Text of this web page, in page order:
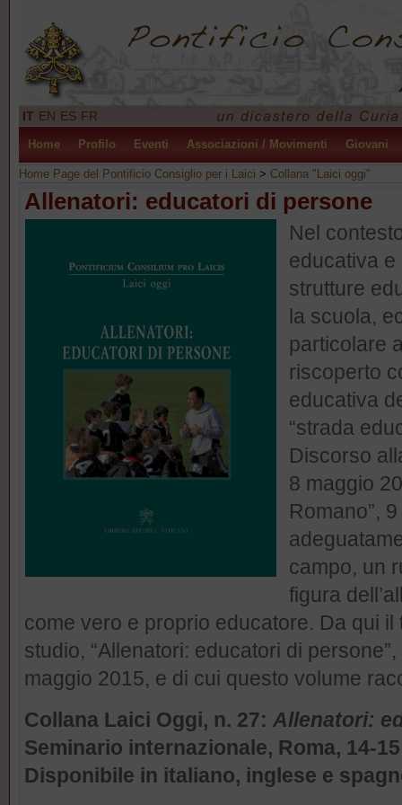
IT EN ES FR
Home Profilo Eventi Associazioni / Movimenti Giovani
Home Page del Pontificio Consiglio per i Laici > Collana "Laici oggi"
Allenatori: educatori di persone
Nel
educativa
strutture
la scuola,
particolare
riscoperto
educativa
“strada
Discorso
8 maggio
Romano”,
campo, un
figura
come vero e proprio educatore. Da qui
studio, “Allenatori: educatori di
maggio 2015, e di cui questo volume
Collana Laici Oggi, n. 27: Allenatori:
Seminario internazionale, Roma, 14-
Disponibile in italiano, inglese e